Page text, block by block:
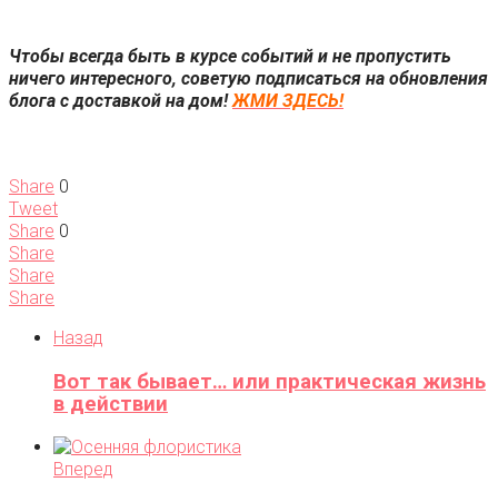
Чтобы всегда быть в курсе событий и не пропустить
ничего интересного, советую подписаться на обновления
блога с доставкой на дом!ЖМИ ЗДЕСЬ!
Share 0
Tweet
Share 0
Share
Share
Share
Назад
Вот так бывает… или практическая жизнь
в действии
Вперед